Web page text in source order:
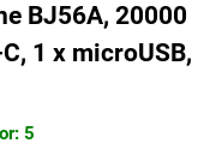
BJ56A, 20000
1 x microUSB,
5